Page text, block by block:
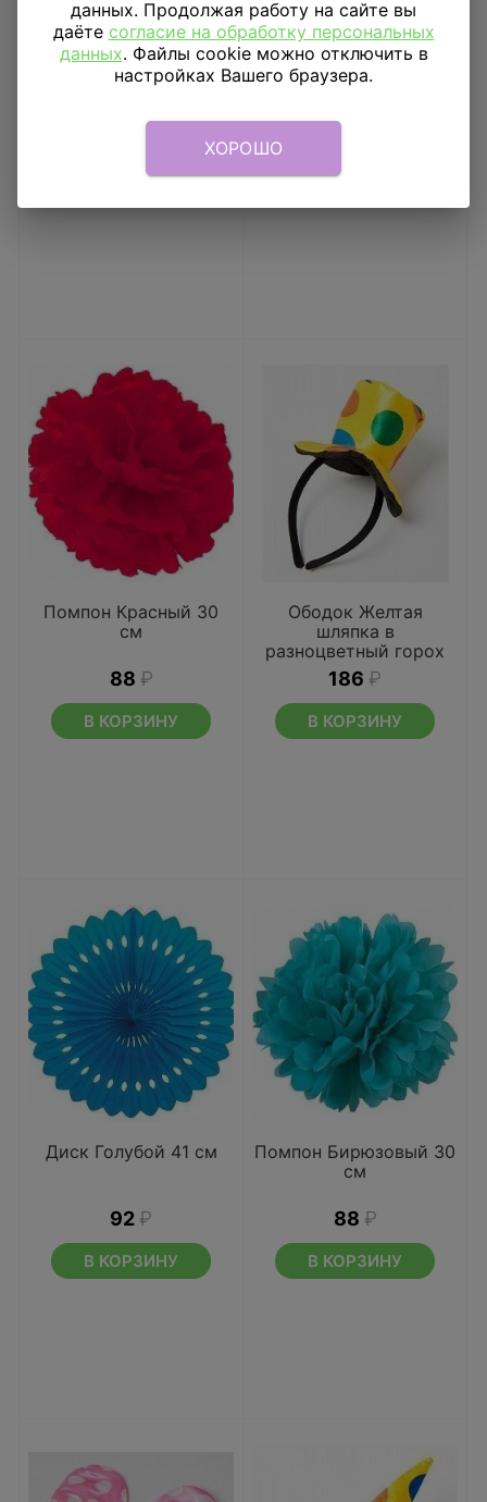
Диск Белый 41 см
В КОРЗИНУ
Помпон Сиреневый 30
см
В КОРЗИНУ
Помпон Красный 30
см
88 ₽
В КОРЗИНУ
Ободок Желтая
шляпка в
разноцветный горох
186 ₽
В КОРЗИНУ
Диск Голубой 41 см
92 ₽
В КОРЗИНУ
Помпон Бирюзовый 30
см
88 ₽
В КОРЗИНУ
данных. Продолжая работу на сайте вы
даёте согласие на обработку персональных
данных. Файлы cookie можно отключить в
настройках Вашего браузера.
ХОРОШО